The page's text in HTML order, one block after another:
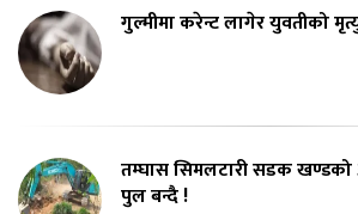
गुल्मीमा करेन्ट लागेर युवतीको
तम्घास सिमलटारी सडक खण्डको
पुल बन्दै !